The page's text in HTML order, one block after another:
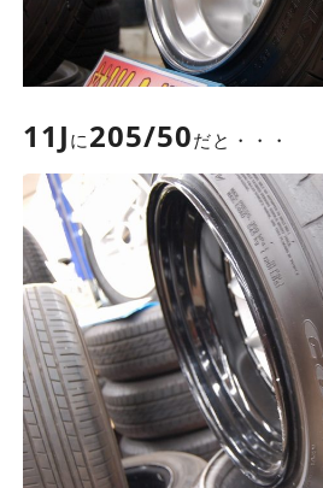
11J に205/50だと・・・